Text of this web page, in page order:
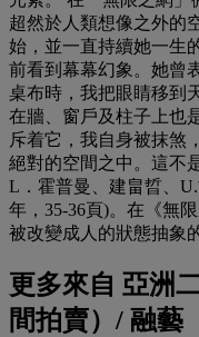
超然於人類想像之外的
始，並一直持續她一生
前看到幕幕幻象。她曾
桌布時，我把眼睛移到
在牆、窗戶及柱子上也
斥着它，我自身被抹煞
絕對的空間之中。這不
L．霍普曼、建畠晢、
年，35-36頁)。在《無
被改變成人的狀態抽象
更多來自 亞洲
間拍賣）/ 融藝